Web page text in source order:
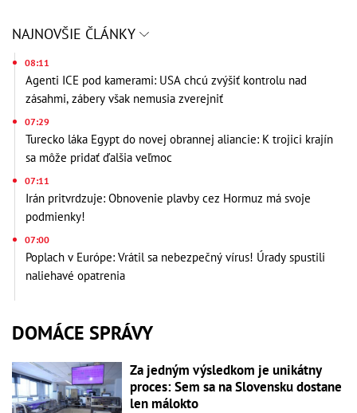
NAJNOVŠIE ČLÁNKY
08:11
Agenti ICE pod kamerami: USA chcú zvýšiť kontrolu nad
zásahmi, zábery však nemusia zverejniť
07:29
Turecko láka Egypt do novej obrannej aliancie: K trojici krajín
sa môže pridať ďalšia veľmoc
07:11
Irán pritvrdzuje: Obnovenie plavby cez Hormuz má svoje
podmienky!
07:00
Poplach v Európe: Vrátil sa nebezpečný vírus! Úrady spustili
naliehavé opatrenia
DOMÁCE SPRÁVY
Za jedným výsledkom je unikátny
proces: Sem sa na Slovensku dostane
len málokto